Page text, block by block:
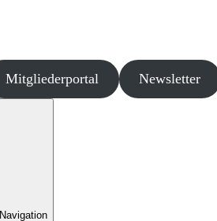
Mitgliederportal Newsletter
Navigation